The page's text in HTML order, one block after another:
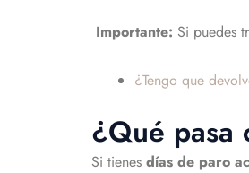
Importante: Si puedes
¿Tengo que
¿Qué pasa
Si tienes días de paro